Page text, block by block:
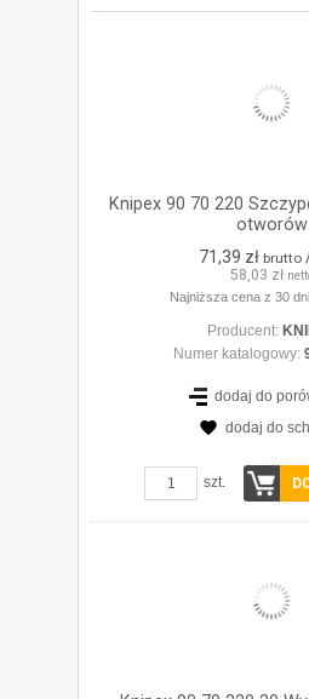
Knipex 90 70 220
otworów
71,39 zł brutto
58,03 zł
Najniższa cena z 30
Producent:
Numer katalogowy:
dodaj do
dodaj do
szt.